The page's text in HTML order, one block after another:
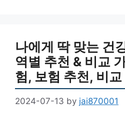
나에게 딱 맞는 건
역별 추천 & 비교
험, 보험 추천, 비교
2024-07-13 by jai870001